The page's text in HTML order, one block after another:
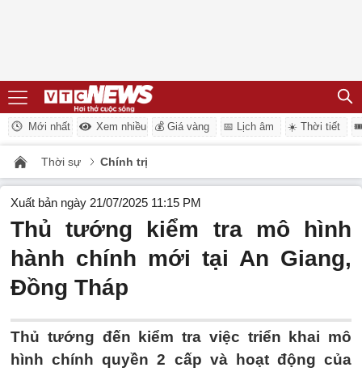
Mới nhất Xem nhiều 💰 Giá vàng 📅 Lịch âm ☀️ Thời tiết
Thời sự Chính trị
Xuất bản ngày 21/07/2025 11:15 PM
Thủ tướng kiểm tra mô hình
hành chính mới tại An Giang,
Đồng Tháp
Thủ tướng đến kiểm tra việc triển khai mô
hình chính quyền 2 cấp và hoạt động của